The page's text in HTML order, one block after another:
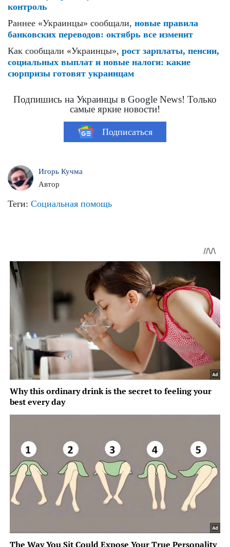
контроль
Раннее «Украинцы» сообщали, новые правила
банковских переводов: октябрь все изменит
Как сообщали «Украинцы», рост зарплаты, пенсии,
социальных выплат и новые налоги: какие
сюрпризы готовят украинцам
Подпишись на Украинцы в Google News! Только
самые яркие новости!
Подписаться
Игорь Кучма
Автор
Теги: Социальная помощь